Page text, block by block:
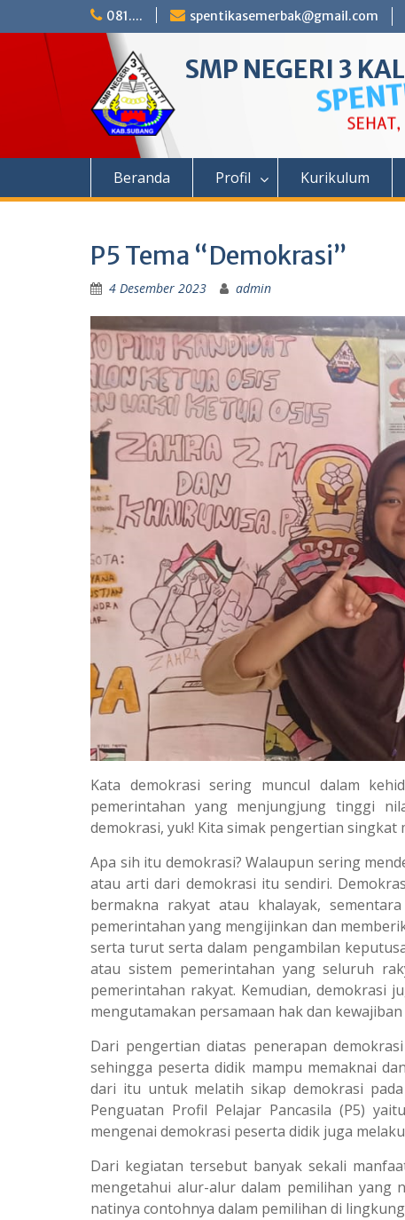
081.... spentikasemerbak@gmail.com
SMP NEGERI 3
Beranda Profil Kurikulum
P5 Tema “Demokrasi”
4 Desember 2023 admin
Kata demokrasi sering muncul dalam
pemerintahan yang menjungjung tinggi
demokrasi, yuk! Kita simak pengertian
Apa sih itu demokrasi? Walaupun sering
atau arti dari demokrasi itu sendiri.
bermakna rakyat atau khalayak,
pemerintahan yang mengijinkan dan
serta turut serta dalam pengambilan
atau sistem pemerintahan yang seluruh
pemerintahan rakyat. Kemudian, demokrasi
mengutamakan persamaan hak dan
Dari pengertian diatas penerapan
sehingga peserta didik mampu memaknai
dari itu untuk melatih sikap demokrasi
Penguatan Profil Pelajar Pancasila (P5)
mengenai demokrasi peserta didik juga
Dari kegiatan tersebut banyak sekali
mengetahui alur-alur dalam pemilihan yang
natinya contohnya dalam pemilihan di